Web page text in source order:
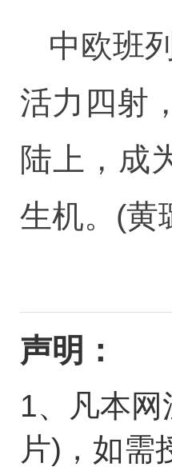
中欧班
活力四射
陆上，成
生机。(黄
声明：
1、凡本网
片)，如需